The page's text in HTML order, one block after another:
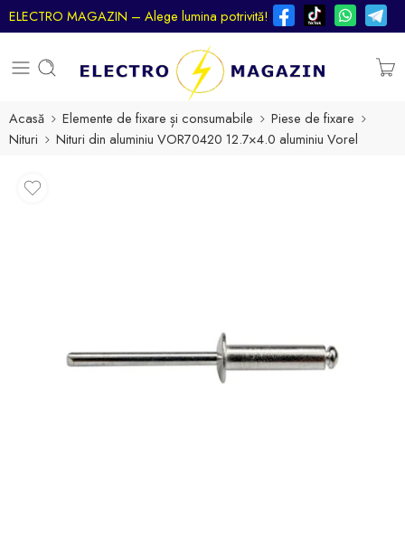
ELECTRO MAGAZIN – Alege lumina potrivită!
Acasă Elemente de fixare și consumabile
Piese de fixare
Nituri
Nituri din aluminiu VOR70420 12.7×4.0 aluminiu Vorel